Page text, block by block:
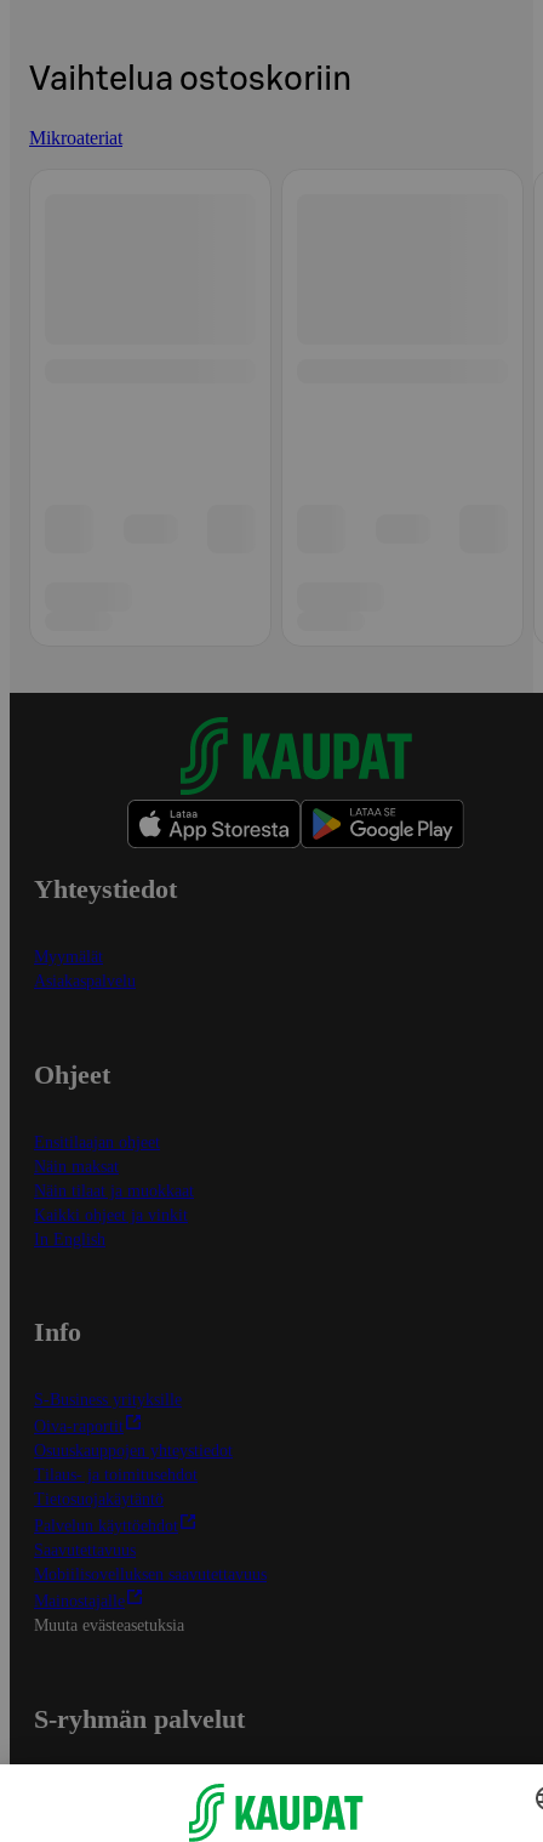
Vaihtelua ostoskoriin
Mikroateriat
Yhteystiedot
Myymälät
Asiakaspalvelu
Ohjeet
Ensitilaajan ohjeet
Näin maksat
Näin tilaat ja muokkaat
Kaikki ohjeet ja vinkit
In English
Info
S-Business yrityksille
Oiva-raportit
Osuuskauppojen yhteystiedot
Tilaus- ja toimitusehdot
Tietosuojakäytäntö
Palvelun käyttöehdot
Saavutettavuus
Mobiilisovelluksen saavutettavuus
Mainostajalle
Muuta evästeasetuksia
S-ryhmän palvelut